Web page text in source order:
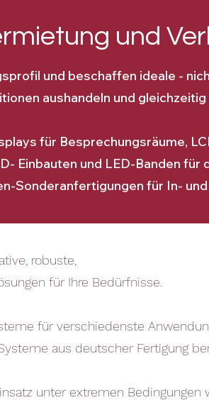
und
und beschaffen ideale -
aushandeln und
für Besprechungsräume,
Einbauten und LED-Banden für
Sonderanfertigungen für In-
robuste,
für Ihre Bedürfnisse.
für verschiedenste
aus deutscher Fertigung
unter extremen Bedingungen